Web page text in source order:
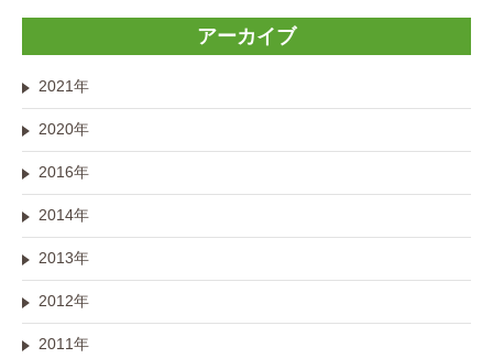
アーカイブ
2021年
2020年
2016年
2014年
2013年
2012年
2011年